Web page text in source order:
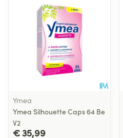
Ymea
Ymea Silhouette Caps 64 Be
V2
€ 35,99